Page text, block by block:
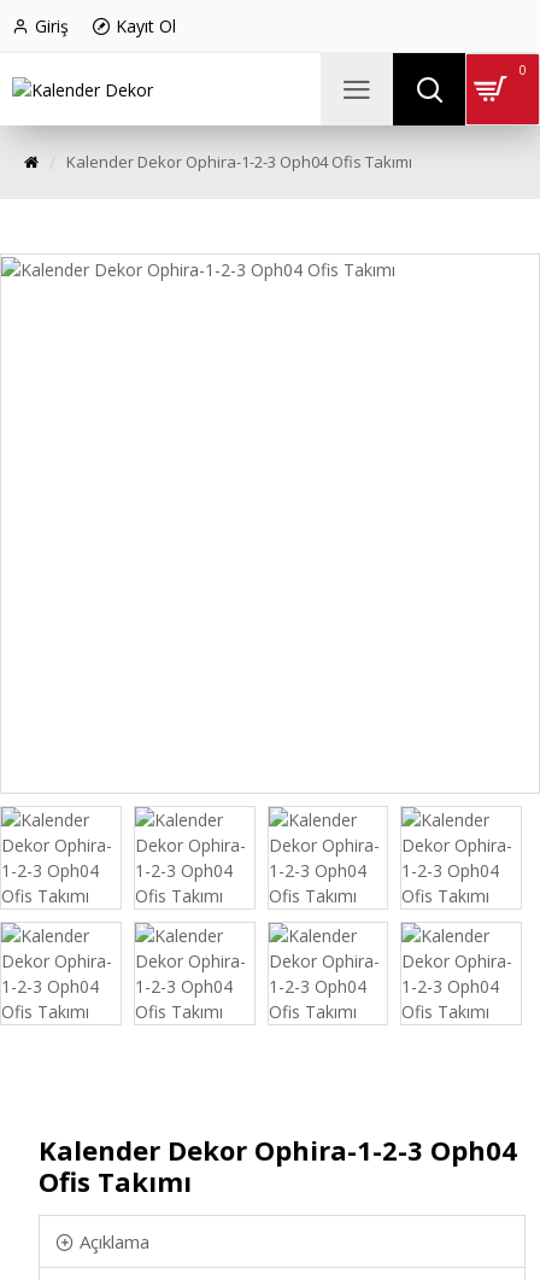
Giriş Kayıt Ol
0
Kalender Dekor Ophira-1-2-3 Oph04 Ofis Takımı
Kalender Dekor Ophira-1-2-3 Oph04
Ofis Takımı
Açıklama